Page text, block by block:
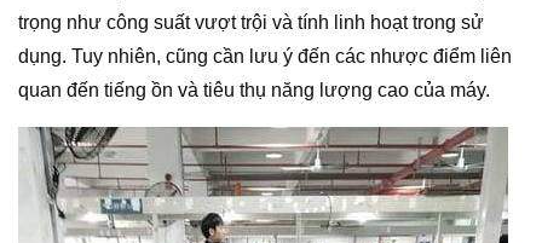
trọng như công suất vượt trội và tính linh hoạt trong sử
dụng. Tuy nhiên, cũng cần lưu ý đến các nhược điểm liên
quan đến tiếng ồn và tiêu thụ năng lượng cao của máy.